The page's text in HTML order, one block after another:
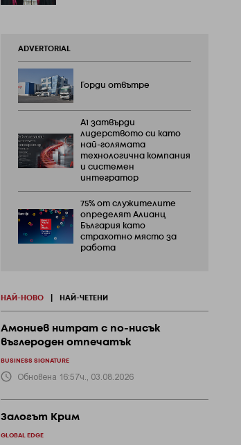
ADVERTORIAL
Горди отвътре
А1 затвърди
лидерството си като
най-голямата
технологична компания
и системен
интегратор
75% от служителите
определят Алианц
България като
страхотно място за
работа
НАЙ-НОВО НАЙ-ЧЕТЕНИ
Амониев нитрат с по-нисък
въглероден отпечатък
BUSINESS SIGNATURE
Обновена 16:57ч., 03.08.2026
Залогът Крим
GLOBAL EDGE